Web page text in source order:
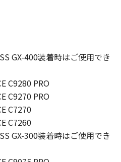
not alter, translate or
language,
or otherwise
and you shall
to do so.
or delete any
or its licensors
including any
retain in all respects
intellectual property
GX-400装着時はご使用でき
C9280 PRO
C9270 PRO
C7270
C7260
GX-300装着時はご使用でき